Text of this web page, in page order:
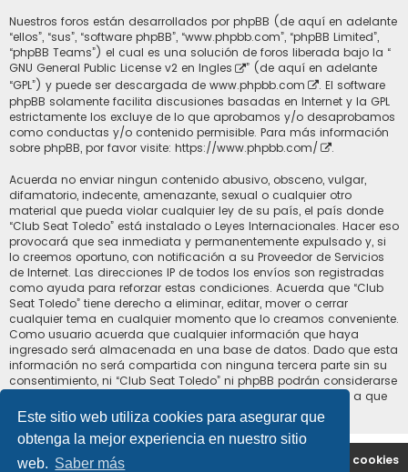
Este sitio web utiliza cookies para asegurar que
obtenga la mejor experiencia en nuestro sitio
web. Saber más
Nuestros foros están desarrollados por phpBB (de aquí en adelante
“ellos”, “sus”, “software phpBB”, “www.phpbb.com”, “phpBB Limited”,
“phpBB Teams”) el cual es una solución de foros liberada bajo la “
GNU General Public License v2 en Ingles
” (de aquí en adelante
“GPL”) y puede ser descargada de www.phpbb.com
. El software
phpBB solamente facilita discusiones basadas en Internet y la GPL
estrictamente los excluye de lo que aprobamos y/o desaprobamos
como conductas y/o contenido permisible. Para más información
sobre phpBB, por favor visite: https://www.phpbb.com/ .
Acuerda no enviar ningun contenido abusivo, obsceno, vulgar,
difamatorio, indecente, amenazante, sexual o cualquier otro
material que pueda violar cualquier ley de su país, el país donde
“Club Seat Toledo” está instalado o Leyes Internacionales. Hacer eso
provocará que sea inmediata y permanentemente expulsado y, si
lo creemos oportuno, con notificación a su Proveedor de Servicios
de Internet. Las direcciones IP de todos los envíos son registradas
como ayuda para reforzar estas condiciones. Acuerda que “Club
Seat Toledo” tiene derecho a eliminar, editar, mover o cerrar
cualquier tema en cualquier momento que lo creamos conveniente.
Como usuario acuerda que cualquier información que haya
ingresado será almacenada en una base de datos. Dado que esta
información no será compartida con ninguna tercera parte sin su
consentimiento, ni “Club Seat Toledo” ni phpBB podrán considerarse
responsables por cualquier intento de hacking que conlleve a que
los datos sean comprometidos.
Portal Índice general Borrar cookies